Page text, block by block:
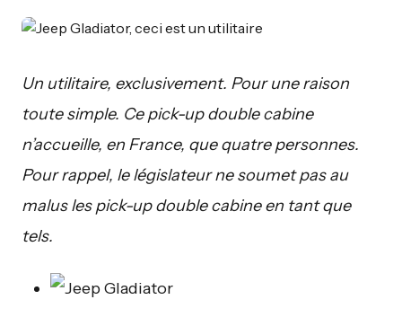
Un utilitaire, exclusivement. Pour une raison
toute simple. Ce pick-up double cabine
n’accueille, en France, que quatre personnes.
Pour rappel, le législateur ne soumet pas au
malus les pick-up double cabine en tant que
tels.